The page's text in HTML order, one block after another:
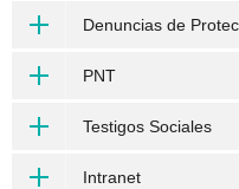
Denuncias de
PNT
Testigos Sociales
Intranet